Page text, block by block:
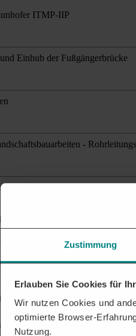
Zustimmung
Erlauben Sie Cookies für
Wir nutzen Cookies und
optimierte Browser-
Nutzung.
ITMP-IIP
Einhub der Fußgängerbrücke
-
findet täglich
SICHERE LÖSUNG
und Aufträge
an und wir
ZU NEUEN